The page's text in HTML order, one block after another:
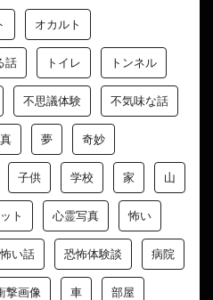
オカルト
話 トイレ トンネル
不思議体験 不気味な話
夢 奇妙
子供 学校 家 山
ト 心霊写真 怖い
怖い話 恐怖体験談 病院
撃画像 車 部屋